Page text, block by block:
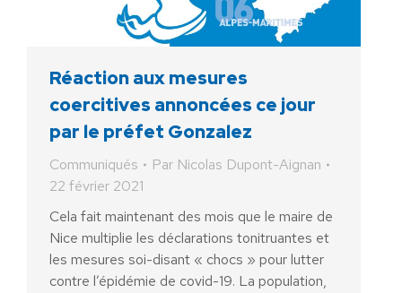
Réaction aux mesures
coercitives annoncées ce jour
par le préfet Gonzalez
Communiqués Par Nicolas Dupont-Aignan
22 février 2021
Cela fait maintenant des mois que le maire de
Nice multiplie les déclarations tonitruantes et
les mesures soi-disant « chocs » pour lutter
contre l’épidémie de covid-19. La population,